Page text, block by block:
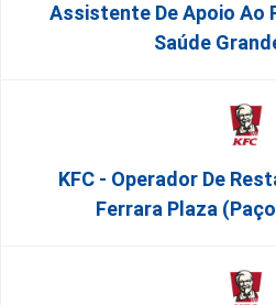
Assistente De Apoio Ao
Saúde
KFC - Operador De
Ferrara Plaza